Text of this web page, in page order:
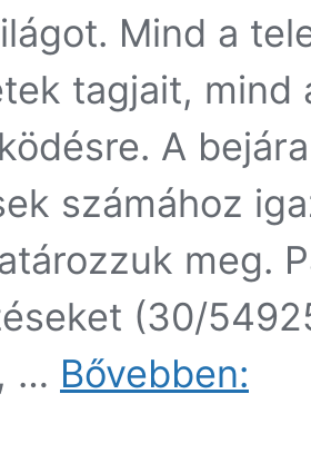
Mind a
tagjait, mind
A
számához
meg.
(30/
… Bővebben: